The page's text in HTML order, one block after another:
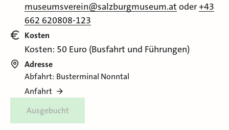
museumsverein@salzburgmuseum.at oder+43
662 620808-123
Kosten
Kosten: 50 Euro (Busfahrt und Führungen)
Adresse
Abfahrt: Busterminal Nonntal
Anfahrt
Ausgebucht